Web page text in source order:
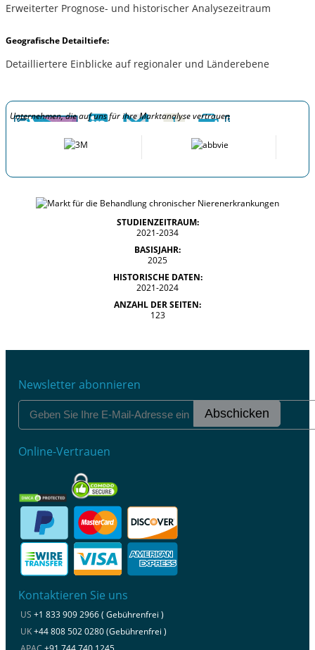
Erweiterter Prognose- und historischer Analysezeitraum
Geografische Detailtiefe:
Detailliertere Einblicke auf regionaler und Länderebene
Unternehmen, die auf uns für ihre Marktanalyse vertrauen
STUDIENZEITRAUM:
2021-2034
BASISJAHR:
2025
HISTORISCHE DATEN:
2021-2024
ANZAHL DER SEITEN:
123
Newsletter abonnieren
Abschicken
Online-Vertrauen
Kontaktieren Sie uns
US +1 833 909 2966 ( Gebührenfrei )
UK+44 808 502 0280 (Gebührenfrei )